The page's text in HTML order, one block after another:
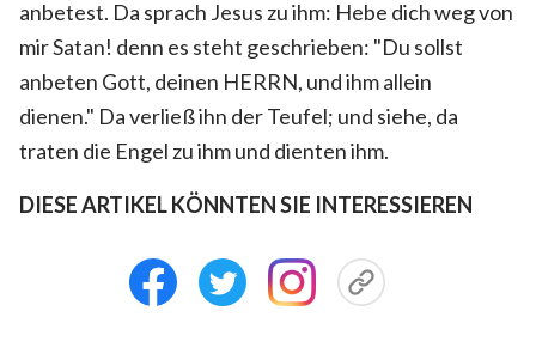
anbetest. Da sprach Jesus zu ihm: Hebe dich weg von
mir Satan! denn es steht geschrieben: "Du sollst
anbeten Gott, deinen HERRN, und ihm allein
dienen." Da verließ ihn der Teufel; und siehe, da
traten die Engel zu ihm und dienten ihm.
DIESE ARTIKEL KÖNNTEN SIE INTERESSIEREN